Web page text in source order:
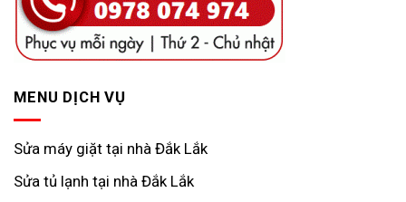
MENU DỊCH VỤ
Sửa máy giặt tại nhà Đắk Lắk
Sửa tủ lạnh tại nhà Đắk Lắk